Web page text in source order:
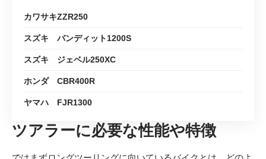
カワサキZZR250
スズキ バンディット1200S
スズキ ジェベル250XC
ホンダ CBR400R
ヤマハ FJR1300
ツアラーに必要な性能や特徴